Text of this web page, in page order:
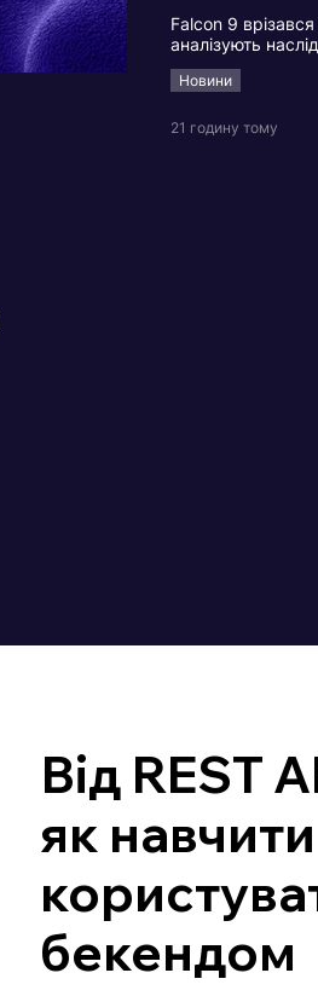
Від REST
як
бекендом
Falcon 9
аналізують
Новини
21 годину тому